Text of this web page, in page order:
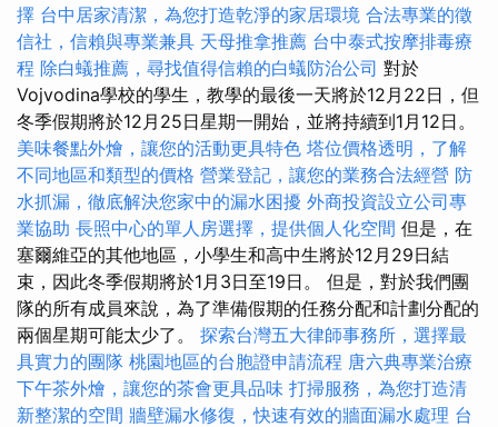
擇 台中居家清潔，為您打造乾淨的家居環境 合法專業的徵
信社，信賴與專業兼具 天母推拿推薦 台中泰式按摩排毒療
程 除白蟻推薦，尋找值得信賴的白蟻防治公司 對於
Vojvodina學校的學生，教學的最後一天將於12月22日，但
冬季假期將於12月25日星期一開始，並將持續到1月12日。
美味餐點外燴，讓您的活動更具特色 塔位價格透明，了解
不同地區和類型的價格 營業登記，讓您的業務合法經營 防
水抓漏，徹底解決您家中的漏水困擾 外商投資設立公司專
業協助 長照中心的單人房選擇，提供個人化空間 但是，在
塞爾維亞的其他地區，小學生和高中生將於12月29日結
束，因此冬季假期將於1月3日至19日。 但是，對於我們團
隊的所有成員來說，為了準備假期的任務分配和計劃分配的
兩個星期可能太少了。 探索台灣五大律師事務所，選擇最
具實力的團隊 桃園地區的台胞證申請流程 唐六典專業治療
下午茶外燴，讓您的茶會更具品味 打掃服務，為您打造清
新整潔的空間 牆壁漏水修復，快速有效的牆面漏水處理 台